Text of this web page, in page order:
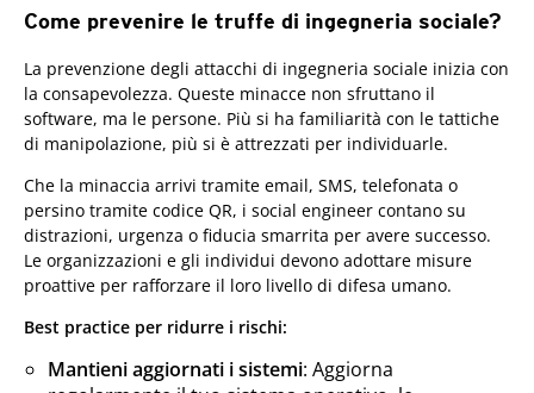
Come prevenire le truffe di ingegneria sociale?
La prevenzione degli attacchi di ingegneria sociale inizia con
la consapevolezza. Queste minacce non sfruttano il
software, ma le persone. Più si ha familiarità con le tattiche
di manipolazione, più si è attrezzati per individuarle.
Che la minaccia arrivi tramite email, SMS, telefonata o
persino tramite codice QR, i social engineer contano su
distrazioni, urgenza o fiducia smarrita per avere successo.
Le organizzazioni e gli individui devono adottare misure
proattive per rafforzare il loro livello di difesa umano.
Best practice per ridurre i rischi:
Mantieni aggiornati i sistemi: Aggiorna